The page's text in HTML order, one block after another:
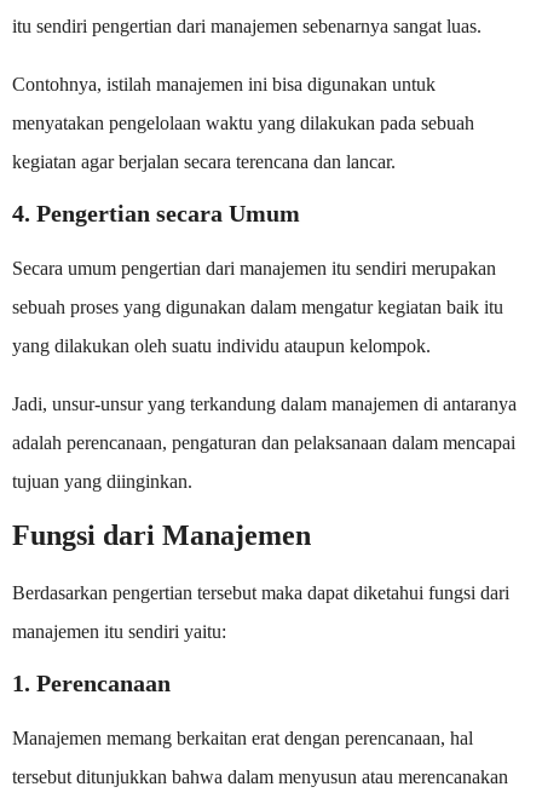
itu sendiri pengertian dari manajemen sebenarnya sangat luas.
Contohnya, istilah manajemen ini bisa digunakan untuk
menyatakan pengelolaan waktu yang dilakukan pada sebuah
kegiatan agar berjalan secara terencana dan lancar.
4. Pengertian secara Umum
Secara umum pengertian dari manajemen itu sendiri merupakan
sebuah proses yang digunakan dalam mengatur kegiatan baik itu
yang dilakukan oleh suatu individu ataupun kelompok.
Jadi, unsur-unsur yang terkandung dalam manajemen di antaranya
adalah perencanaan, pengaturan dan pelaksanaan dalam mencapai
tujuan yang diinginkan.
Fungsi dari Manajemen
Berdasarkan pengertian tersebut maka dapat diketahui fungsi dari
manajemen itu sendiri yaitu:
1. Perencanaan
Manajemen memang berkaitan erat dengan perencanaan, hal
tersebut ditunjukkan bahwa dalam menyusun atau merencanakan